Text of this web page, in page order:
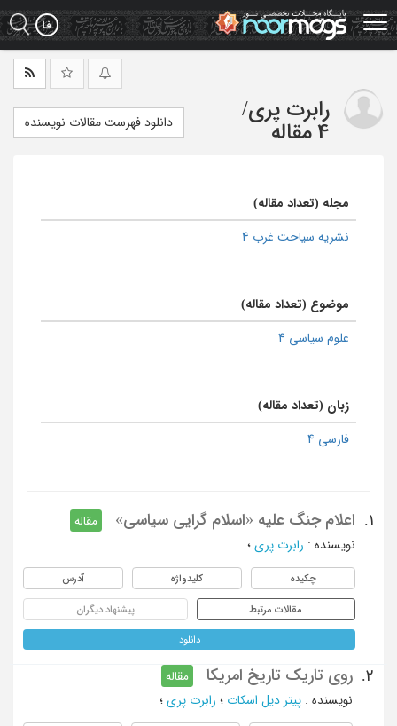
Skip
to
main
رابرت پری/
4 مقاله
دانلود فهرست مقالات نویسنده
مجله (تعداد مقاله)
نشریه سیاحت غرب 4
موضوع (تعداد مقاله)
علوم سیاسی 4
زبان (تعداد مقاله)
فارسی 4
1. اعلام جنگ علیه «اسلام گرایی سیاسی»
مقاله
نویسنده : رابرت پری ؛
چکیده کلیدواژه آدرس
مقالات مرتبط پیشنهاد دیگران
دانلود
2. روی تاریک تاریخ امریکا
مقاله
نویسنده : پیتر دیل اسکات ؛ رابرت پری ؛